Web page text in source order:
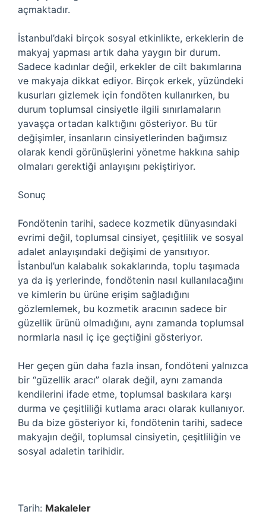
açmaktadır.
İstanbul’daki birçok sosyal etkinlikte, erkeklerin de
makyaj yapması artık daha yaygın bir durum.
Sadece kadınlar değil, erkekler de cilt bakımlarına
ve makyaja dikkat ediyor. Birçok erkek, yüzündeki
kusurları gizlemek için fondöten kullanırken, bu
durum toplumsal cinsiyetle ilgili sınırlamaların
yavaşça ortadan kalktığını gösteriyor. Bu tür
değişimler, insanların cinsiyetlerinden bağımsız
olarak kendi görünüşlerini yönetme hakkına sahip
olmaları gerektiği anlayışını pekiştiriyor.
Sonuç
Fondötenin tarihi, sadece kozmetik dünyasındaki
evrimi değil, toplumsal cinsiyet, çeşitlilik ve sosyal
adalet anlayışındaki değişimi de yansıtıyor.
İstanbul’un kalabalık sokaklarında, toplu taşımada
ya da iş yerlerinde, fondötenin nasıl kullanılacağını
ve kimlerin bu ürüne erişim sağladığını
gözlemlemek, bu kozmetik aracının sadece bir
güzellik ürünü olmadığını, aynı zamanda toplumsal
normlarla nasıl iç içe geçtiğini gösteriyor.
Her geçen gün daha fazla insan, fondöteni yalnızca
bir “güzellik aracı” olarak değil, aynı zamanda
kendilerini ifade etme, toplumsal baskılara karşı
durma ve çeşitliliği kutlama aracı olarak kullanıyor.
Bu da bize gösteriyor ki, fondötenin tarihi, sadece
makyajın değil, toplumsal cinsiyetin, çeşitliliğin ve
sosyal adaletin tarihidir.
Tarih: Makaleler